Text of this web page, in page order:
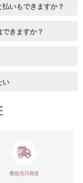
いもできますか？
きますか？
い
最短当日発送